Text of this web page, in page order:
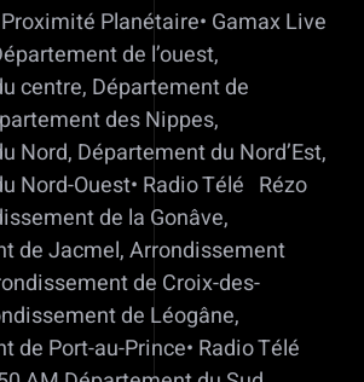
Planétaire• Gamax Live
de l’ouest,
centre, Département de
des Nippes,
Nord, Département du Nord’Est,
Nord-Ouest• Radio Télé Rézo
de la Gonâve,
de Jacmel, Arrondissement
de Croix-des-
de Léogâne,
de Port-au-Prince• Radio Télé